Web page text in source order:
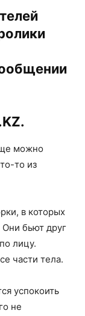
.
можно
то из
в которых
Они бьют друг
лицу.
части тела.
успокоить
не